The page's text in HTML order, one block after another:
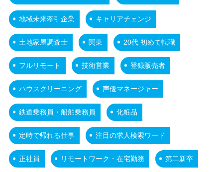
地域未来牽引企業 キャリアチェンジ
土地家屋調査士 関東 20代 初めて転職
フルリモート 技術営業 登録販売者
ハウスクリーニング 声優マネージャー
鉄道乗務員・船舶乗務員 化粧品
定時で帰れる仕事 注目の求人検索ワード
正社員 リモートワーク・在宅勤務 第二新卒